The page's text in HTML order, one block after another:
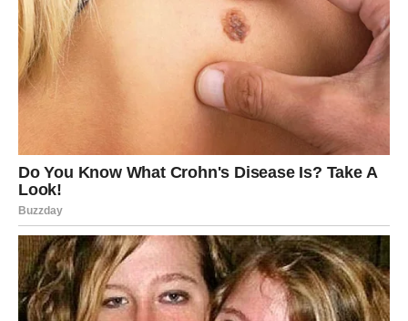
Kada su pripremljene,
rasporedite ih ravnomerno preko
vanilin kreme
. Trudite se da pokrijete celu površinu, ali
da ostane prostora da se gornji šlag ravnomerno nanese.
Četvrti korak – Završni sloj šlaga
Na red dolazi
doživljaj. Uzmite preostalih200 ml slatkog vrhnjai:
Mutite mikserom dok ne dobijete čvrst i sjajan šlag.